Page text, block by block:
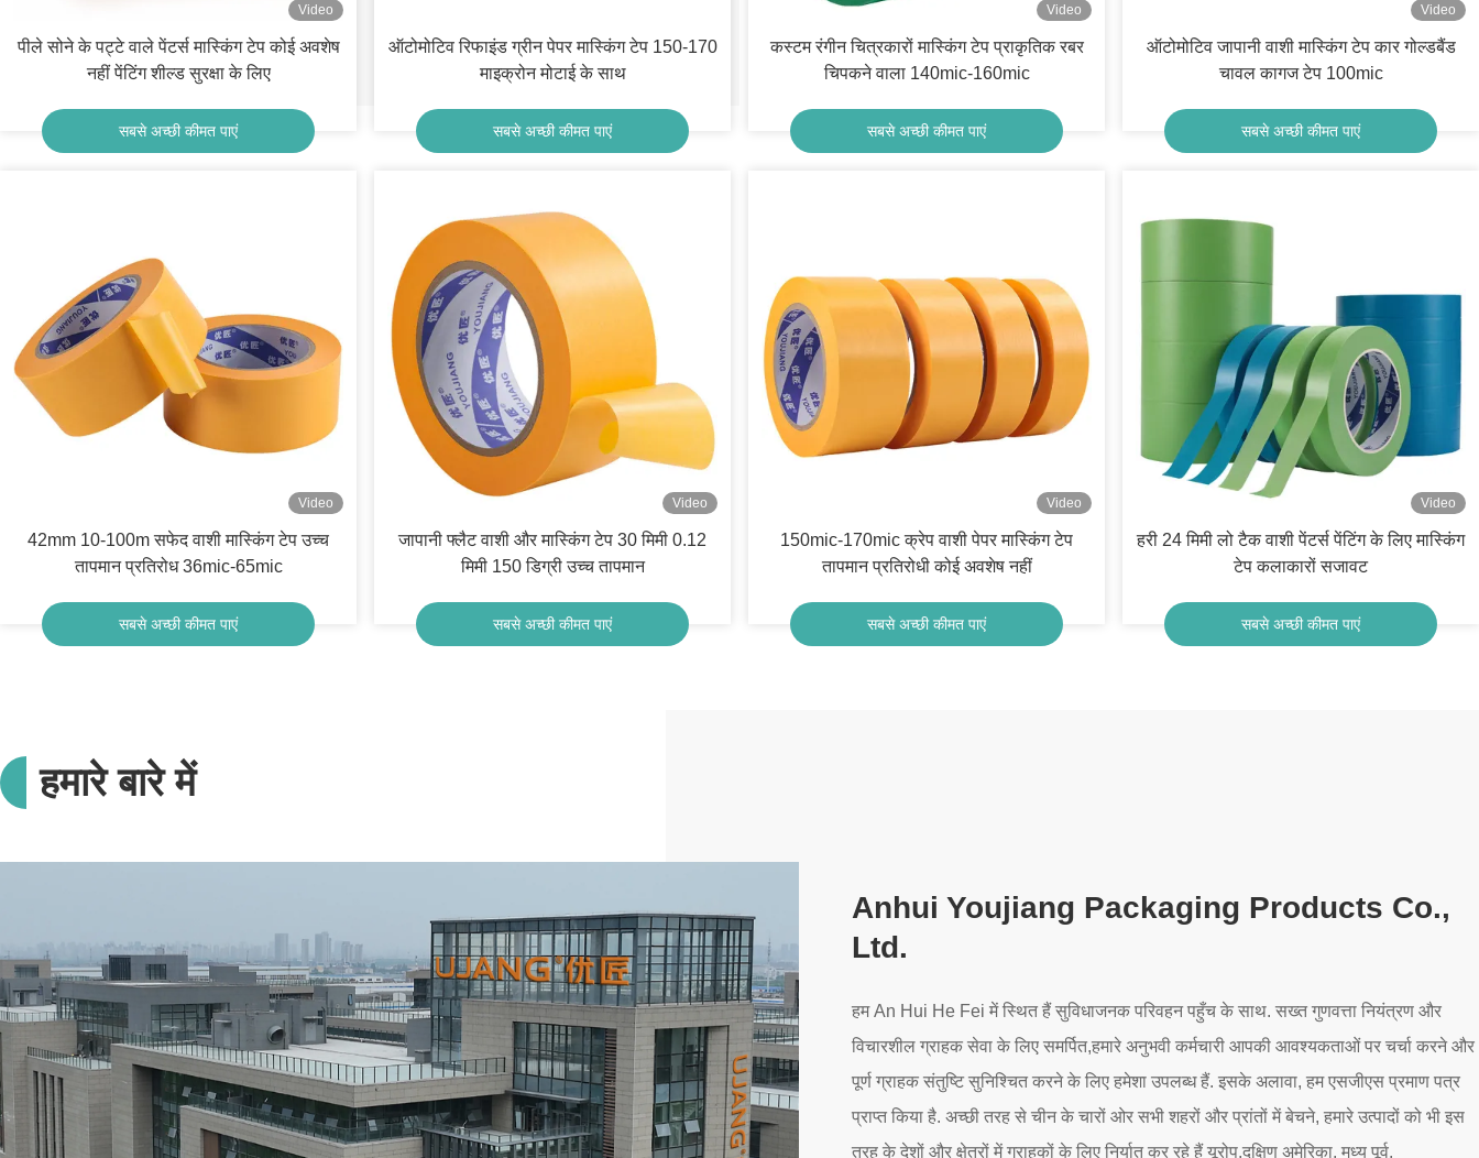
Video
पीले सोने के पट्टे वाले पेंटर्स मास्किंग टेप कोई अवशेष
नहीं पेंटिंग शील्ड सुरक्षा के लिए
सबसे अच्छी कीमत पाएं
ऑटोमोटिव रिफाइंड ग्रीन पेपर मास्किंग टेप 150-170
माइक्रोन मोटाई के साथ
सबसे अच्छी कीमत पाएं
Video
कस्टम रंगीन चित्रकारों मास्किंग टेप प्राकृतिक रबर
चिपकने वाला 140mic-160mic
सबसे अच्छी कीमत पाएं
Video
ऑटोमोटिव जापानी वाशी मास्किंग टेप कार गोल्डबैंड
चावल कागज टेप 100mic
सबसे अच्छी कीमत पाएं
Video
42mm 10-100m सफेद वाशी मास्किंग टेप उच्च
तापमान प्रतिरोध 36mic-65mic
सबसे अच्छी कीमत पाएं
Video
जापानी फ्लैट वाशी और मास्किंग टेप 30 मिमी 0.12
मिमी 150 डिग्री उच्च तापमान
सबसे अच्छी कीमत पाएं
Video
150mic-170mic क्रेप वाशी पेपर मास्किंग टेप
तापमान प्रतिरोधी कोई अवशेष नहीं
सबसे अच्छी कीमत पाएं
Video
हरी 24 मिमी लो टैक वाशी पेंटर्स पेंटिंग के लिए मास्किंग
टेप कलाकारों सजावट
सबसे अच्छी कीमत पाएं
हमारे बारे में
Anhui Youjiang Packaging Products Co.,
Ltd.
हम An Hui He Fei में स्थित हैं सुविधाजनक परिवहन पहुँच के साथ. सख्त गुणवत्ता नियंत्रण और
विचारशील ग्राहक सेवा के लिए समर्पित,हमारे अनुभवी कर्मचारी आपकी आवश्यकताओं पर चर्चा करने और
पूर्ण ग्राहक संतुष्टि सुनिश्चित करने के लिए हमेशा उपलब्ध हैं. इसके अलावा, हम एसजीएस प्रमाण पत्र
प्राप्त किया है. अच्छी तरह से चीन के चारों ओर सभी शहरों और प्रांतों में बेचने, हमारे उत्पादों को भी इस
तरह के देशों और क्षेत्रों में ग्राहकों के लिए निर्यात कर रहे हैं यूरोप,दक्षिण अमेरिका, मध्य पूर्व.